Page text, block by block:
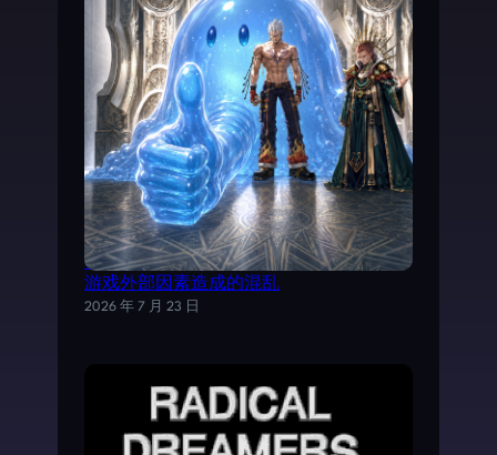
试以AI分析《魔力宝贝》日文剧情，理清
游戏外部因素造成的混乱
2026 年 7 月 23 日